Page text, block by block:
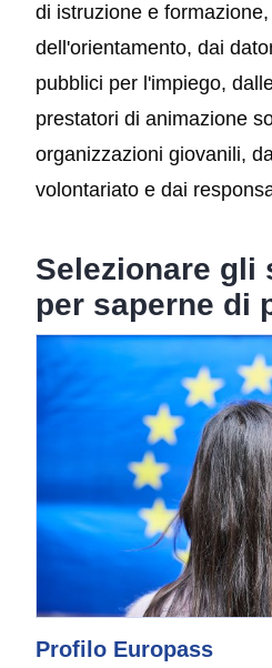
di istruzione e
dell'orientamento, dai
pubblici per l'impiego,
prestatori di animazione
organizzazioni giovanili,
volontariato e dai
Selezionare gli
per saperne di
Profilo Europass